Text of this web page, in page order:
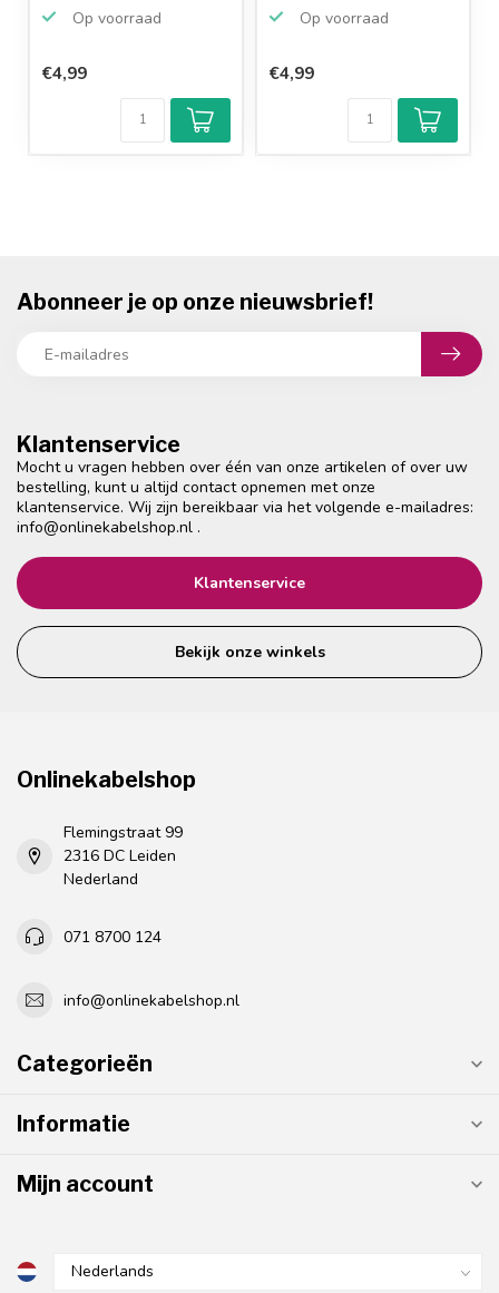
Op voorraad
€4,99
Op voorraad
€4,99
Klantenservice
Mocht u vragen hebben over één van onze artikelen of over uw
bestelling, kunt u altijd contact opnemen met onze
klantenservice. Wij zijn bereikbaar via het volgende e-mailadres:
info@onlinekabelshop.nl .
Klantenservice
Bekijk onze winkels
Abonneer je op onze nieuwsbrief!
Onlinekabelshop
Flemingstraat 99
2316 DC Leiden
Nederland
071 8700 124
info@onlinekabelshop.nl
Categorieën
Informatie
Mijn account